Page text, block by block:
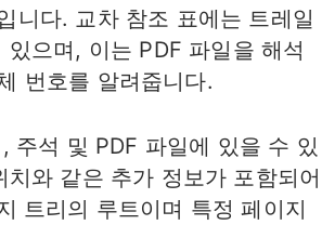
니다. 교차 참조 표에는 트레일
으며, 이는 PDF 파일을 해석
번호를 알려줍니다.
주석 및 PDF 파일에 있을 수 있
와 같은 추가 정보가 포함되어
트리의 루트이며 특정 페이지